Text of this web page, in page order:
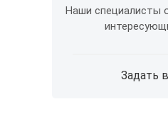
Наши специалисты
Задать